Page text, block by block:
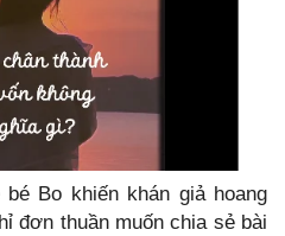
Bo khiến khán giả hoang
đơn thuần muốn chia sẻ bài